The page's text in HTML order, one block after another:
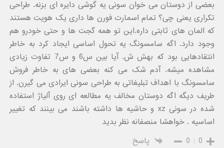
بعضی از دوستان می خوان سونی یه گوشی دایره ای بزنه. طراحی
تکراری یعنی چی؟ تمام اسمارت فورن ها داری یک هویت هستند
که المان های ثابتی داره.این تو همه گجت ها و حتی خودرو هم
وجود دارد. اگه سامسونگ یه تحول اساسی ایجاد کرد به خاطر
انتقادهایی بود که بهش ش. آیا بین س6 و س7 تفاوت زیادی
مشاهده میشه. آدم شک می کنه بعضی های به خاطر فروش
سامسونگ با اهداف تبلیغاتی به طراحی سونی ایرادی می گیرن. از
طریف دیگه اگه دوستان مخالف یه مطالعه ای روی آلیاژ استفاده
شده در سونی xz و حاشیه ها داشته باشند می بینند که تغییر
اساسیه . خواهشا منصفانه نظر بدید
0
0 پاسخ